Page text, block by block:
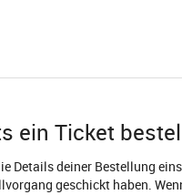
ein Ticket
Details deiner Bestellung
geschickt haben.